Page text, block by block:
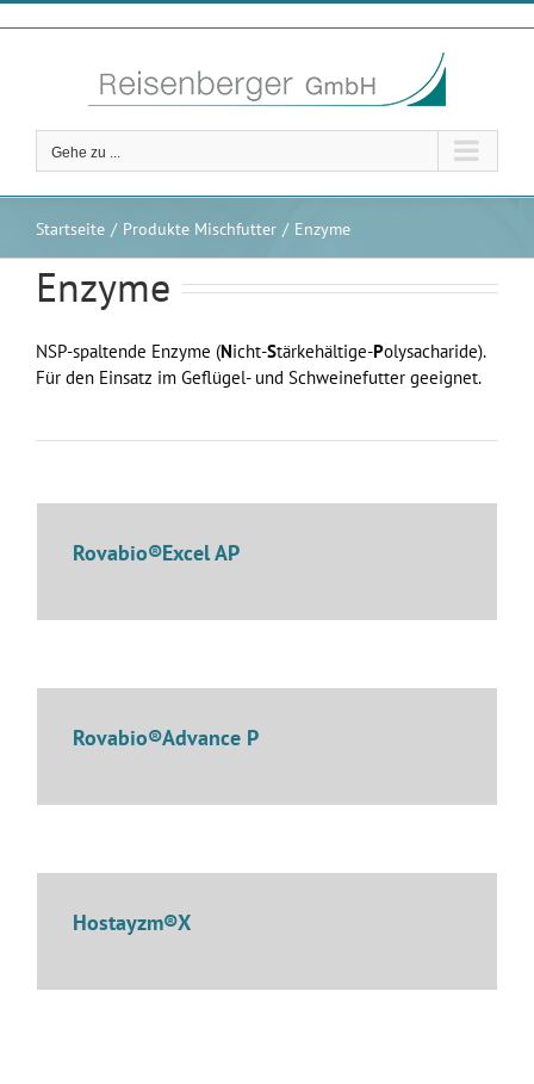
Zum
Gehe zu ...
Startseite Produkte Mischfutter Enzyme
Enzyme
NSP-spaltende Enzyme (Nicht-Stärkehältige-Polysacharide).
Für den Einsatz im Geflügel- und Schweinefutter geeignet.
Rovabio®Excel AP
Rovabio®Advance P
Hostayzm®X